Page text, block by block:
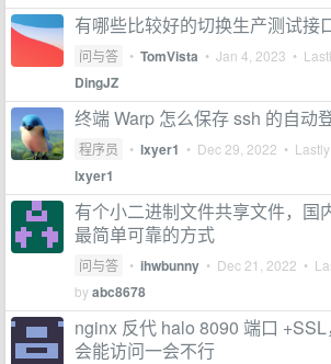
有哪些比较好的切换生产测试接
问与答 • TomVista • Jan 4, 2023 •
DingJZ
终端 Warp 怎么保存 ssh 的自动
程序员 • lxyer1 • Dec 29, 2022 •
lxyer1
有个小二进制文件共享文件，国
最简单可靠的方式
问与答 • ihwbunny • Dec 21, 2022 •
byabc8678
nginx 反代 halo 8090 端口
会能访问一会不行